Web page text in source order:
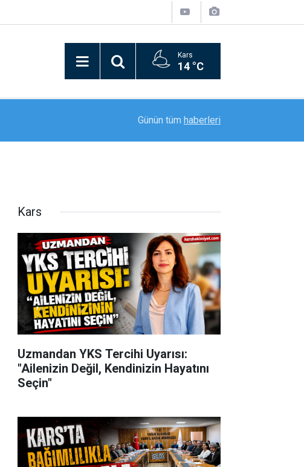
Kars
14 °C
"Mameki Fest" Tunceli’de coşkuyla başladı
Günün tüm haberleri
Kars
Uzmandan YKS Tercihi Uyarısı:
"Ailenizin Değil, Kendinizin Hayatını
Seçin"